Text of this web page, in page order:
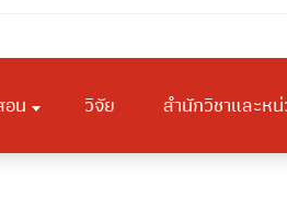
น วิจัย สำนักวิชาและห